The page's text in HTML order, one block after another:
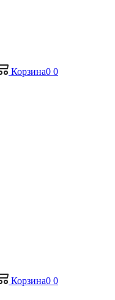
Корзина0 0
Корзина0 0